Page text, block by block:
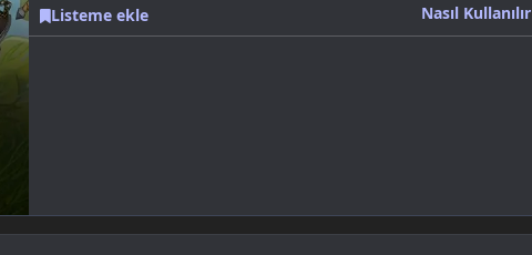
Nasıl Kullanılır
Listeme ekle